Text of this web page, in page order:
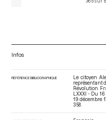
Infos
RÉFÉRENCE BIBLIOGRAPHIQUE
Le citoyen
représentant
Révolution
LXXXI - Du
19 décembre
358.